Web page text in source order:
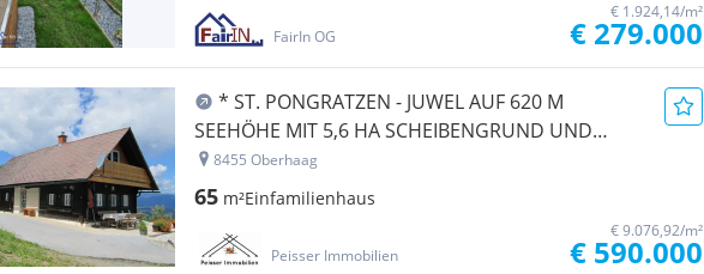
FairIn OG
€ 1.924,14/m²
€ 279.000
* ST. PONGRATZEN - JUWEL AUF 620 M
SEEHÖHE MIT 5,6 HA SCHEIBENGRUND UND
NEBENGEBÄUDE IN RUHE - EINZELLAGE MIT
TRAUMHAFTER AUSSICHT *
8455 Oberhaag
65 m²Einfamilienhaus
Peisser Immobilien
€ 9.076,92/m²
€ 590.000